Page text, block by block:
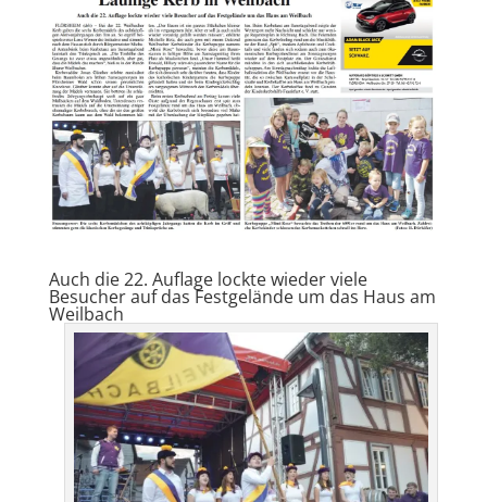
Auch die 22. Auflage lockte wieder viele
Besucher auf das Festgelände um das Haus am
Weilbach